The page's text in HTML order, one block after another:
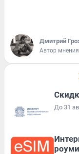
Дмитрий
Автор мнения
До 31